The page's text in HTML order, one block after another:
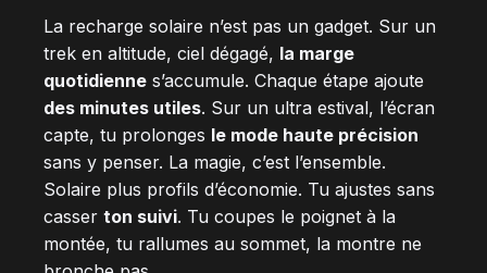
La recharge solaire n’est pas un gadget. Sur un
trek en altitude, ciel dégagé, la marge
quotidienne s’accumule. Chaque étape ajoute
des minutes utiles. Sur un ultra estival, l’écran
capte, tu prolonges le mode haute précision
sans y penser. La magie, c’est l’ensemble.
Solaire plus profils d’économie. Tu ajustes sans
casser ton suivi. Tu coupes le poignet à la
montée, tu rallumes au sommet, la montre ne